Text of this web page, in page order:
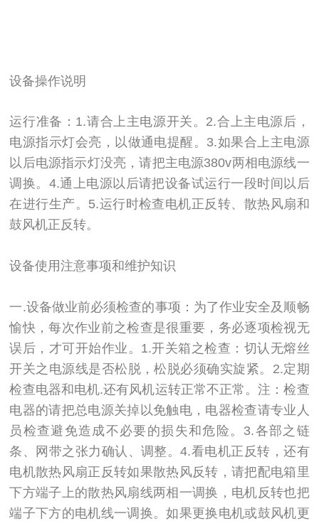
设备操作说明
运行准备：1.请合上主电源开关。2.合上主电源后，
电源指示灯会亮，以做通电提醒。3.如果合上主电源
以后电源指示灯没亮，请把主电源380v两相电源线一
调换。4.通上电源以后请把设备试运行一段时间以后
在进行生产。5.运行时检查电机正反转、散热风扇和
鼓风机正反转。
设备使用注意事项和维护知识
一.设备做业前必须检查的事项：为了作业安全及顺畅
愉快，每次作业前之检查是很重要，务必逐项检视无
误后，才可开始作业。1.开关箱之检查：切认无熔丝
开关之电源线是否松脱，松脱必须确实旋紧。2.定期
检查电器和电机.还有风机运转正常不正常。注：检查
电器的请把总电源关掉以免触电，电器检查请专业人
员检查避免造成不必要的损失和危险。3.各部之链
条、网带之张力确认、调整。4.看电机正反转，还有
电机散热风扇正反转如果散热风反转，请把配电箱里
下方端子上的散热风扇线两相一调换，电机反转也把
端子下方的电机线一调换。如果更换电机或鼓风机更